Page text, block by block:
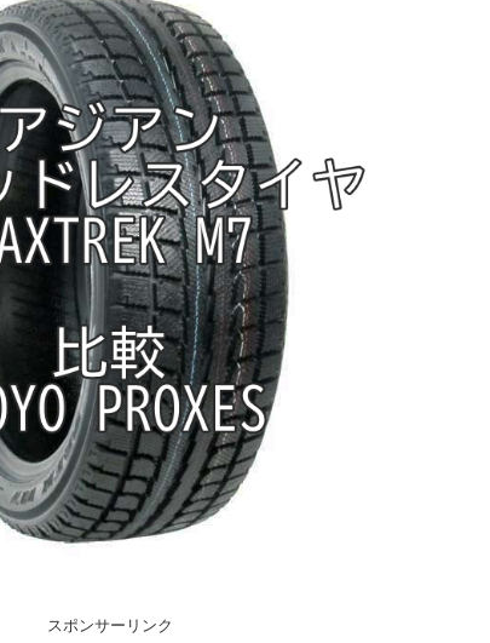
スポンサーリンク